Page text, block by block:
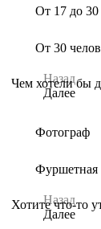
От 17 до 30
От 30
Назад
Далее
Чем хотели бы
Фотограф
Фуршетная
Назад
Далее
Хотите что-то